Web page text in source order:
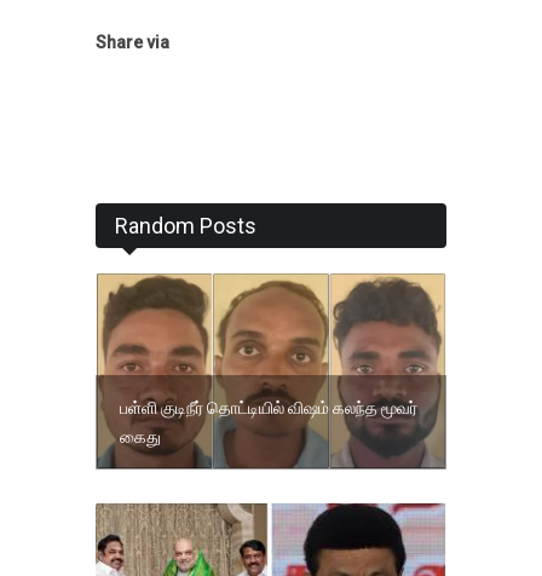
Share via
Random Posts
பள்ளி குடிநீர் தொட்டியில் விஷம் கலந்த மூவர்
கைது